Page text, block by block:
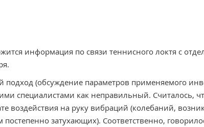
информация по связи теннисного локтя с
подход (обсуждение параметров применяемого
специалистами как неправильный. Считалось,
воздействия на руку вибраций (колебаний,
постепенно затухающих). Соответственно,